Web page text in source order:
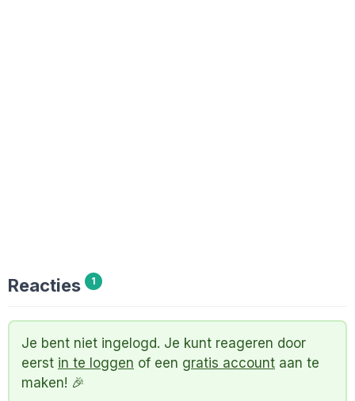
Reacties 1
Je bent niet ingelogd. Je kunt reageren door
eerst in te loggen of een gratis account aan te
maken! 🎉